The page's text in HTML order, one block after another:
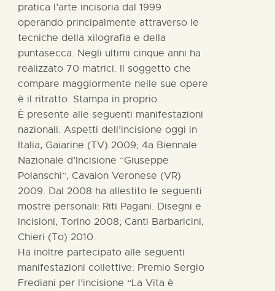
pratica l’arte incisoria dal 1999
operando principalmente attraverso le
tecniche della xilografia e della
puntasecca. Negli ultimi cinque anni ha
realizzato 70 matrici. Il soggetto che
compare maggiormente nelle sue opere
è il ritratto. Stampa in proprio.
È presente alle seguenti manifestazioni
nazionali: Aspetti dell’incisione oggi in
Italia, Gaiarine (TV) 2009; 4a Biennale
Nazionale d’Incisione “Giuseppe
Polanschi”, Cavaion Veronese (VR)
2009. Dal 2008 ha allestito le seguenti
mostre personali: Riti Pagani. Disegni e
Incisioni, Torino 2008; Canti Barbaricini,
Chieri (To) 2010.
Ha inoltre partecipato alle seguenti
manifestazioni collettive: Premio Sergio
Frediani per l’incisione “La Vita è